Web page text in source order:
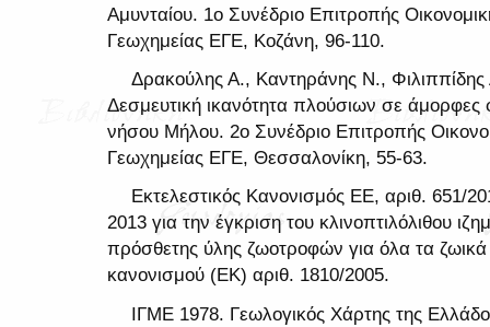
Αμυνταίου. 1ο Συνέδριο Επιτροπής
Γεωχημείας ΕΓΕ, Κοζάνη, 96-110.
Δρακούλης Α., Καντηράνης Ν.,
Δεσμευτική ικανότητα πλούσιων σε άμορφες
νήσου Μήλου. 2ο Συνέδριο Επιτροπής
Γεωχημείας ΕΓΕ, Θεσσαλονίκη, 55-63.
Εκτελεστικός Κανονισμός ΕΕ, αριθ. 651/
2013 για την έγκριση του κλινοπτιλόλιθου
πρόσθετης ύλης ζωοτροφών για όλα τα ζωικά
κανονισμού (ΕΚ) αριθ. 1810/2005.
ΙΓΜΕ 1978. Γεωλογικός Χάρτης της